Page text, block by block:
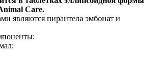
Care.
являются пирантела эмбонат и